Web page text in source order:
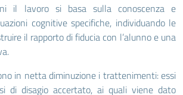
il lavoro si basa sulla conoscenza e
cognitive specifiche, individuando le
il rapporto di fiducia con l’alunno e una
in netta diminuzione i trattenimenti: essi
di disagio accertato, ai quali viene dato